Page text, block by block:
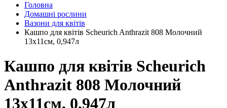
Головна
Домашні рослини
Вазони для квітів
Кашпо для квітів Scheurich Anthrazit 808 Молочний
13x11см, 0,947л
Кашпо для квітів Scheurich
Anthrazit 808 Молочний
13x11см, 0,947л